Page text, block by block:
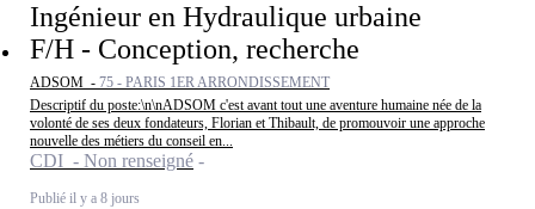
Ingénieur en Hydraulique urbaine
F/H - Conception, recherche
ADSOM - 75 - PARIS 1ER ARRONDISSEMENT
Descriptif du poste:\n\nADSOM c'est avant tout une aventure humaine née de la
volonté de ses deux fondateurs, Florian et Thibault, de promouvoir une approche
nouvelle des métiers du conseil en...
CDI - Non renseigné
Publié il y a 8 jours